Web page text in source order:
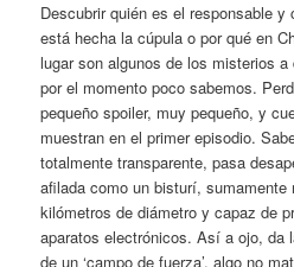
Descubrir quién es el responsable y
está hecha la cúpula o por qué en
lugar son algunos de los misterios
por el momento poco sabemos.
pequeño spoiler, muy pequeño, y
muestran en el primer episodio.
totalmente transparente, pasa
afilada como un bisturí, sumamente
kilómetros de diámetro y capaz de
aparatos electrónicos. Así a ojo, da
de un ‘campo de fuerza’, algo no